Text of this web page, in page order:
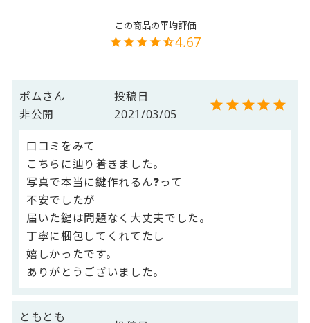
4.67
ポムさん
非公開
投稿日
2021/03/05
口コミをみて
こちらに辿り着きました。
写真で本当に鍵作れるん❓って
不安でしたが
届いた鍵は問題なく大丈夫でした。
丁寧に梱包してくれてたし
嬉しかったです。
ありがとうございました。
ともとも